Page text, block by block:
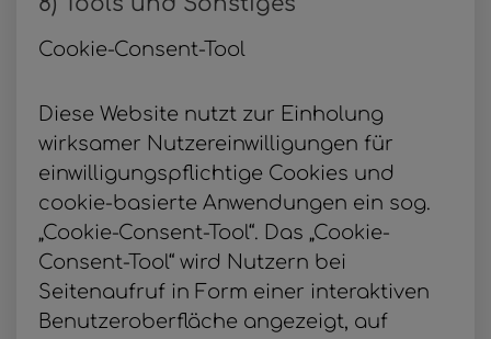
Cookie-Consent-Tool
Diese Website nutzt zur Einholung
wirksamer Nutzereinwilligungen für
einwilligungspflichtige Cookies und
cookie-basierte Anwendungen ein sog.
„Cookie-Consent-Tool“. Das „Cookie-
Consent-Tool“ wird Nutzern bei
Seitenaufruf in Form einer interaktiven
Benutzeroberfläche angezeigt, auf